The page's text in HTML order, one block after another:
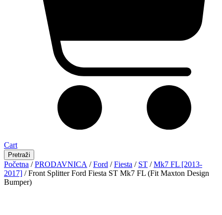
Cart
Pretraži
Početna /PRODAVNICA /Ford /Fiesta / ST /Mk7 FL [2013-
2017] / Front Splitter Ford Fiesta ST Mk7 FL (Fit Maxton Design
Bumper)